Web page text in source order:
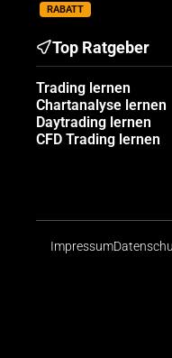
RABATT
Top Ratgeber
Trading lernen
Chartanalyse lernen
Daytrading lernen
CFD Trading lernen
Impressum